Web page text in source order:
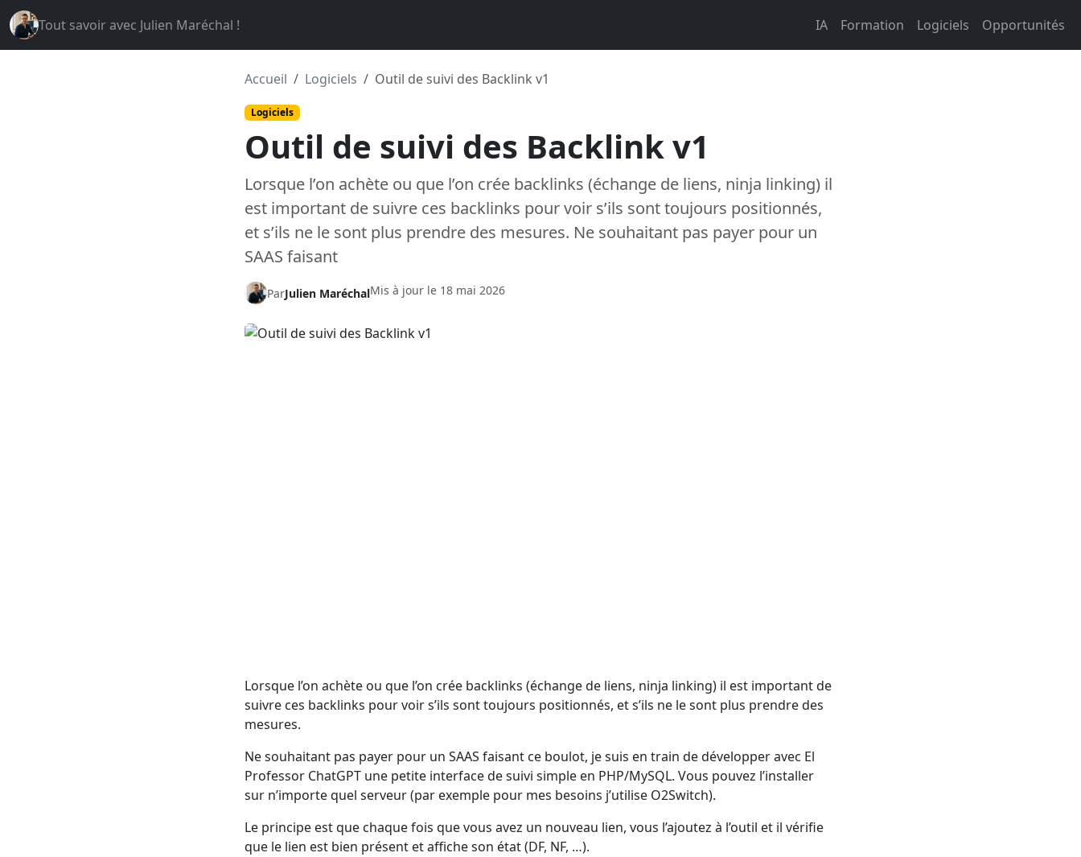
Tout savoir avec Julien Maréchal ! IA Formation Logiciels Opportunités
Accueil Logiciels Outil de suivi des Backlink v1
Logiciels
Outil de suivi des Backlink v1
Lorsque l’on achète ou que l’on crée backlinks (échange de liens, ninja linking) il
est important de suivre ces backlinks pour voir s’ils sont toujours positionnés,
et s’ils ne le sont plus prendre des mesures. Ne souhaitant pas payer pour un
SAAS faisant
ParJulien MaréchalMis à jour le 18 mai 2026
Lorsque l’on achète ou que l’on crée backlinks (échange de liens, ninja linking) il est important de
suivre ces backlinks pour voir s’ils sont toujours positionnés, et s’ils ne le sont plus prendre des
mesures.
Ne souhaitant pas payer pour un SAAS faisant ce boulot, je suis en train de développer avec El
Professor ChatGPT une petite interface de suivi simple en PHP/MySQL. Vous pouvez l’installer
sur n’importe quel serveur (par exemple pour mes besoins j’utilise O2Switch).
Le principe est que chaque fois que vous avez un nouveau lien, vous l’ajoutez à l’outil et il vérifie
que le lien est bien présent et affiche son état (DF, NF, …).